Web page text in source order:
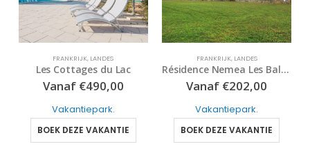
FRANKRIJK, LANDES
Les Cottages du Lac
Vanaf €490,00
Vakantiepark.
BOEK DEZE VAKANTIE
FRANKRIJK, LANDES
Résidence Nemea Les Balcons des Pêcheurs
Vanaf €202,00
Vakantiepark.
BOEK DEZE VAKANTIE